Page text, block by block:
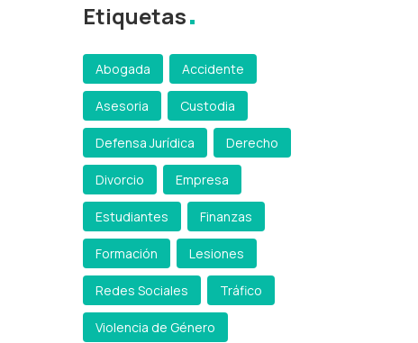
Etiquetas
Abogada Accidente
Asesoria Custodia
Defensa Jurídica Derecho
Divorcio Empresa
Estudiantes Finanzas
Formación Lesiones
Redes Sociales Tráfico
Violencia de Género